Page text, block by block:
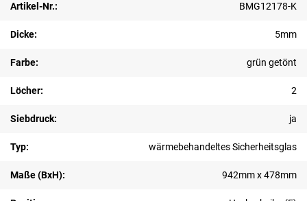
Artikel-Nr.: BMG12178-K
Dicke: 5mm
Farbe: grün getönt
Löcher: 2
Siebdruck: ja
Typ: wärmebehandeltes Sicherheitsglas
Maße (BxH): 942mm x 478mm